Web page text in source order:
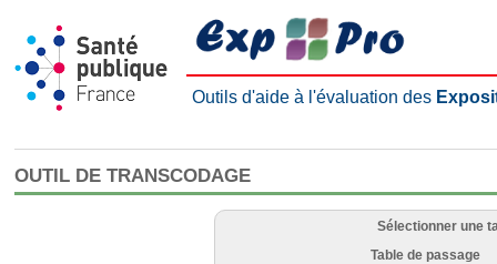
Outils d'aide à l'évaluation des
OUTIL DE TRANSCODAGE
Sélectionner une
Table de passage